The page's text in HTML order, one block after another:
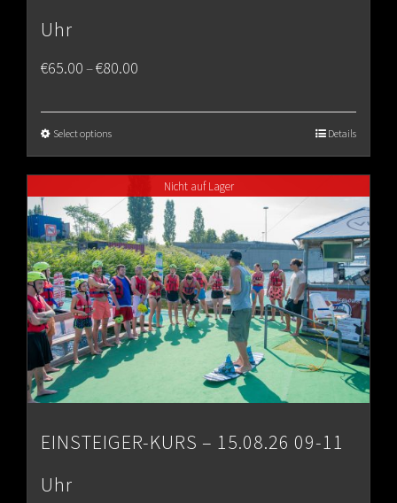
Uhr
€65.00–€80.00
€80.00
Select options Details
Nicht auf Lager
EINSTEIGER-KURS – 15.08.26 09-11
Uhr